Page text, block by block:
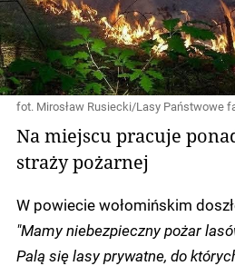
fot. Mirosław Rusiecki/Lasy Państwowe
Na miejscu pracuje
straży pożarnej
W powiecie wołomińskim
"Mamy niebezpieczny pożar
Palą się lasy prywatne, do